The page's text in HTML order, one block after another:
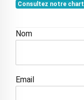
Consultez notre
Nom
Email